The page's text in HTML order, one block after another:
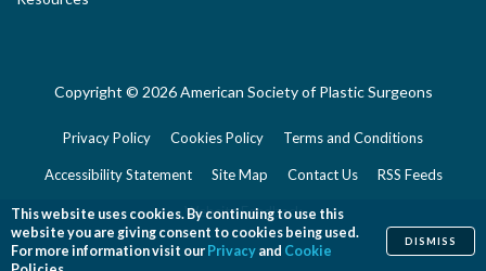
Copyright © 2026 American Society of Plastic Surgeons
Privacy Policy Cookies Policy Terms and Conditions
Accessibility Statement Site Map Contact Us RSS Feeds
Website Feedback
This website uses cookies. By continuing to use this
website you are giving consent to cookies being used.
For more information visit our Privacy and Cookie
DISMISS